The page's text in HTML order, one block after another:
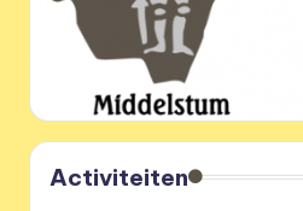
Activiteiten